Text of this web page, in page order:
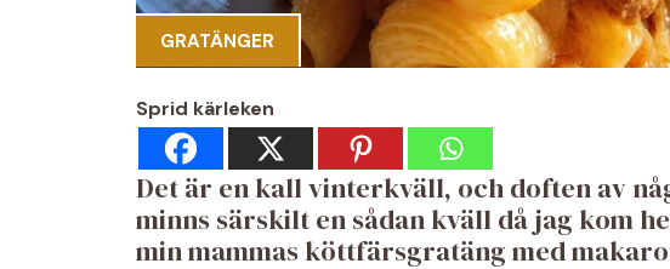
GRATÄNGER
Sprid kärleken
Det är en kall vinterkväll, och doften av
minns särskilt en sådan kväll då jag kom
min mammas köttfärsgratäng med